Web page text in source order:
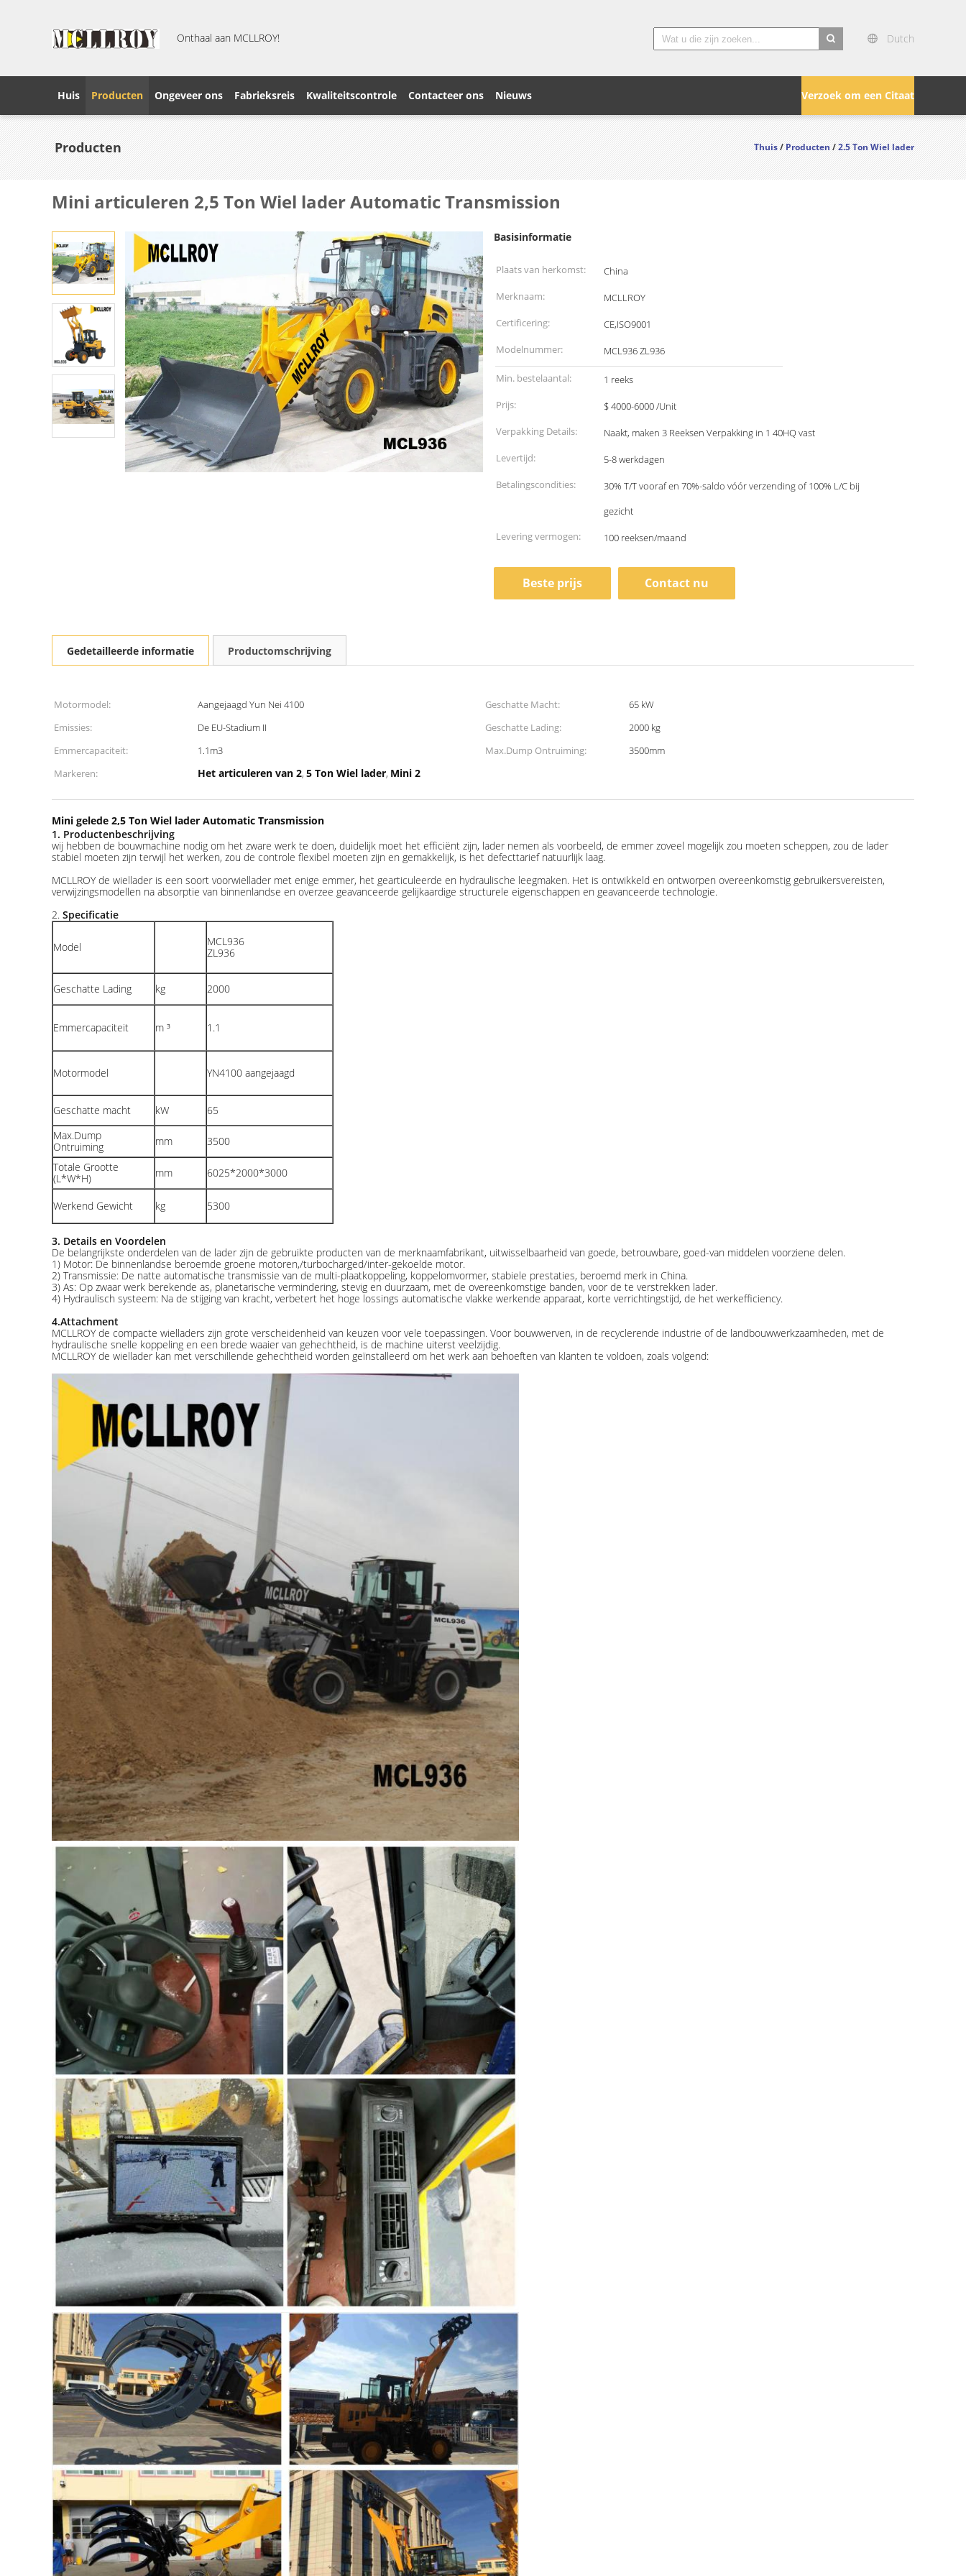
Onthaal aan MCLLROY!
Dutch
Verzoek om een Citaat
Huis Producten Ongeveer ons Fabrieksreis Kwaliteitscontrole Contacteer ons Nieuws
Producten Thuis/Producten/2.5 Ton Wiel lader
Mini articuleren 2,5 Ton Wiel lader Automatic Transmission
Basisinformatie
Plaats van herkomst:
China
Merknaam:
MCLLROY
Certificering:
CE,ISO9001
Modelnummer:
MCL936 ZL936
Min. bestelaantal:
1 reeks
Prijs:
$ 4000-6000 /Unit
Verpakking Details:
Naakt, maken 3 Reeksen Verpakking in 1 40HQ vast
Levertijd:
5-8 werkdagen
Betalingscondities:
30% T/T vooraf en 70%-saldo vóór verzending of 100% L/C bij
gezicht
Levering vermogen:
100 reeksen/maand
Beste prijs Contact nu
Gedetailleerde informatie Productomschrijving
Motormodel: Aangejaagd Yun Nei 4100 Geschatte Macht:
65 kW
Emissies:
De EU-Stadium II Geschatte Lading:
2000 kg
Emmercapaciteit:
1.1m3 Max.Dump Ontruiming:
3500mm
Markeren:
Het articuleren van 2, 5 Ton Wiel lader, Mini 2
Mini gelede 2,5 Ton Wiel lader Automatic Transmission
1. Productenbeschrijving
wij hebben de bouwmachine nodig om het zware werk te doen, duidelijk moet het efficiënt zijn, lader nemen als voorbeeld, de emmer zoveel mogelijk zou moeten scheppen, zou de lader
stabiel moeten zijn terwijl het werken, zou de controle flexibel moeten zijn en gemakkelijk, is het defecttarief natuurlijk laag.
MCLLROY de wiellader is een soort voorwiellader met enige emmer, het gearticuleerde en hydraulische leegmaken. Het is ontwikkeld en ontworpen overeenkomstig gebruikersvereisten,
verwijzingsmodellen na absorptie van binnenlandse en overzee geavanceerde gelijkaardige structurele eigenschappen en geavanceerde technologie.
2. Specificatie
Model
MCL936
ZL936
Geschatte Lading kg 2000
Emmercapaciteit m ³ 1.1
Motormodel YN4100 aangejaagd
Geschatte macht kW
65
Max.Dump
Ontruiming
mm
3500
Totale Grootte
(L*W*H)
mm 6025*2000*3000
Werkend Gewicht kg 5300
3. Details en Voordelen
De belangrijkste onderdelen van de lader zijn de gebruikte producten van de merknaamfabrikant, uitwisselbaarheid van goede, betrouwbare, goed-van middelen voorziene delen.
1) Motor: De binnenlandse beroemde groene motoren,/turbocharged/inter-gekoelde motor.
2) Transmissie: De natte automatische transmissie van de multi-plaatkoppeling, koppelomvormer, stabiele prestaties, beroemd merk in China.
3) As: Op zwaar werk berekende as, planetarische vermindering, stevig en duurzaam, met de overeenkomstige banden, voor de te verstrekken lader.
4) Hydraulisch systeem: Na de stijging van kracht, verbetert het hoge lossings automatische vlakke werkende apparaat, korte verrichtingstijd, de het werkefficiency.
4.Attachment
MCLLROY de compacte wielladers zijn grote verscheidenheid van keuzen voor vele toepassingen. Voor bouwwerven, in de recyclerende industrie of de landbouwwerkzaamheden, met de
hydraulische snelle koppeling en een brede waaier van gehechtheid, is de machine uiterst veelzijdig.
MCLLROY de wiellader kan met verschillende gehechtheid worden geïnstalleerd om het werk aan behoeften van klanten te voldoen, zoals volgend: